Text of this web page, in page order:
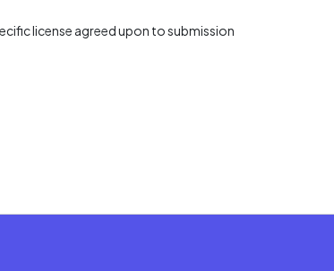
license agreed upon to submission